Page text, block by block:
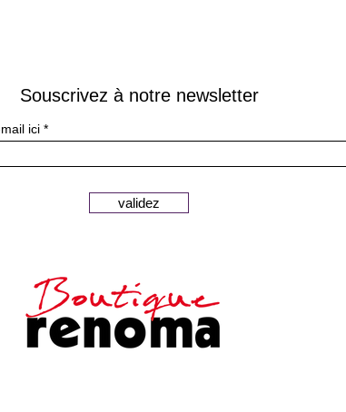
Souscrivez à notre newsletter
ici
validez